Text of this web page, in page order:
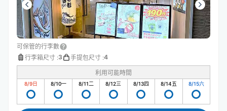
可保管的行李數
行李箱尺寸 :3 手提包尺寸 :4
利用可能時間
8/9日 8/10一 8/11二 8/12三 8/13四 8/14五 8/15六